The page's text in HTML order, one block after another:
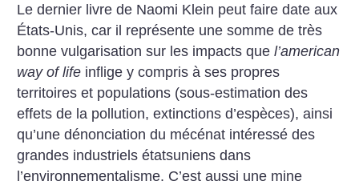
Le dernier livre de Naomi Klein peut faire date aux
États-Unis, car il représente une somme de très
bonne vulgarisation sur les impacts quel’american
way of life inflige y compris à ses propres
territoires et populations (sous-estimation des
effets de la pollution, extinctions d’espèces), ainsi
qu’une dénonciation du mécénat intéressé des
grandes industriels ­étatsuniens dans
l’environnementalisme. C’est aussi une mine